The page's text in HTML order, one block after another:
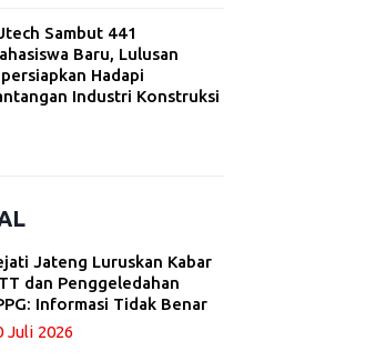
Sambut 441
Baru, Lulusan
Hadapi
Industri Konstruksi
Jateng Luruskan Kabar
dan Penggeledahan
Informasi Tidak Benar
Juli 2026